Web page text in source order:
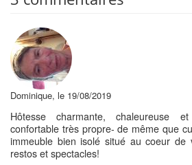
Dominique, le 19/08/2019
Hôtesse charmante, chaleureuse
confortable très propre- de même que
immeuble bien isolé situé au coeur de
restos et spectacles!